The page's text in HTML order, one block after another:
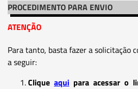
PROCEDIMENTO PARA ENVIO
ATENÇÃO
Para tanto, basta fazer a solicitação
a seguir:
Clique aqui para acessar o